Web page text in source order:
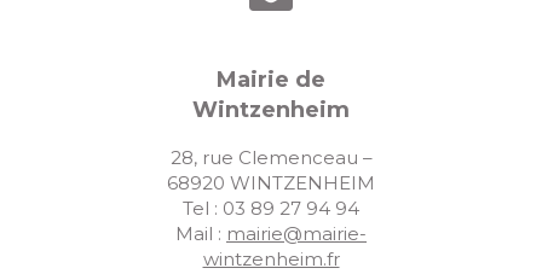
Mairie de
Wintzenheim
28, rue Clemenceau –
68920 WINTZENHEIM
Tel : 03 89 27 94 94
Mail : mairie@mairie-
wintzenheim.fr